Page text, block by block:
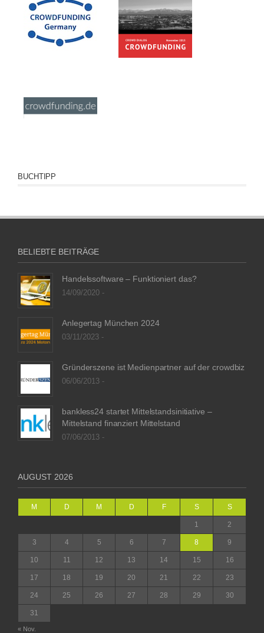
BUCHTIPP
BELIEBTE BEITRÄGE
Handelssoftware – Funktioniert das?
14/09/2020 -
Anlegertag München 2024
03/11/2023 -
Gründerszene ist Medienpartner auf der crowdbiz
06/06/2013 -
bankless24 startet Mittelstandsinitiative –
Mittelstand finanziert Mittelstand
07/06/2013 -
AUGUST 2026
M D M D F S S
1 2
3 4 5 6 7 8 9
10 11 12 13 14 15 16
17 18 19 20 21 22 23
24 25 26 27 28 29 30
31
« Nov.